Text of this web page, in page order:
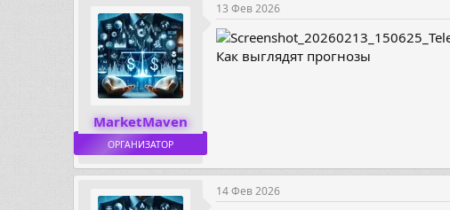
MarketMaven
ОРГАНИЗАТОР
13 Фев 2026
Как выглядят прогнозы
14 Фев 2026